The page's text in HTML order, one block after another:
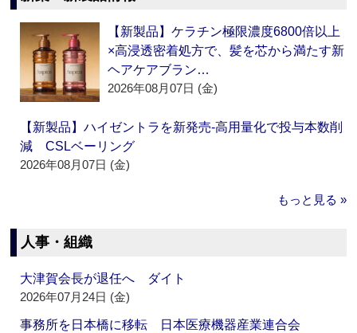
【新製品】ケラチン極限濃度6800倍以上
×高浸透密着処方で、髪を芯から満たす新
ヘアケアブラン…
2026年08月07日 (金)
【新製品】ハイゼントラを新発売‐高用量化で投与本数削
減 CSLベーリング
2026年08月07日 (金)
もっと見る »
人事・組織
大津賀会長が退任へ ダイト
2026年07月24日 (金)
事務所を日本橋に移転 日本医療機器産業連合会